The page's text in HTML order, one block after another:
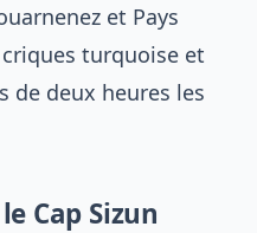
et Pays
turquoise et
de deux heures les
Cap Sizun